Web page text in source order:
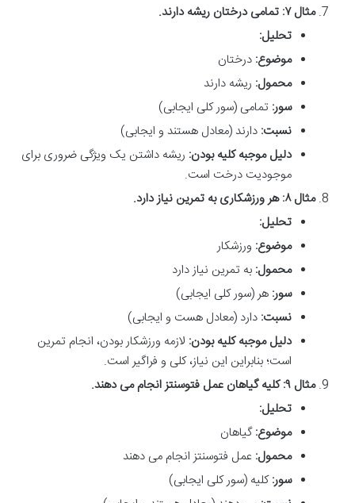
مثال ۷: تمامی درختان ریشه دارند.
تحلیل:
موضوع: درختان
محمول: ریشه دارند
سور: تمامی (سور کلی ایجابی)
نسبت: دارند (معادل هستند و ایجابی)
دلیل موجبه کلیه بودن: ریشه داشتن یک ویژگی ضروری برای
موجودیت درخت است.
مثال ۸: هر ورزشکاری به تمرین نیاز دارد.
تحلیل:
موضوع: ورزشکار
محمول: به تمرین نیاز دارد
سور: هر (سور کلی ایجابی)
نسبت: دارد (معادل هست و ایجابی)
دلیل موجبه کلیه بودن: لازمه ورزشکار بودن، انجام تمرین
است؛ بنابراین این نیاز، کلی و فراگیر است.
مثال ۹: کلیه گیاهان عمل فتوسنتز انجام می دهند.
تحلیل:
موضوع:گیاهان
محمول: عمل فتوسنتز انجام می دهند
سور:کلیه (سور کلی ایجابی)